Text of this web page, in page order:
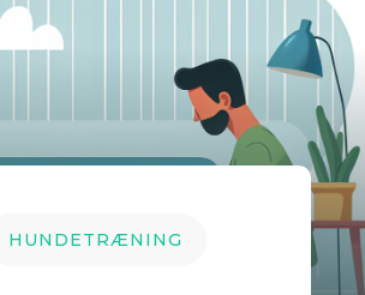
HUNDETRÆNING